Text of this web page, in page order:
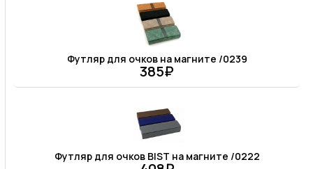
Футляр для очков на магните /0239
385₽
Футляр для очков BIST на магните /0222